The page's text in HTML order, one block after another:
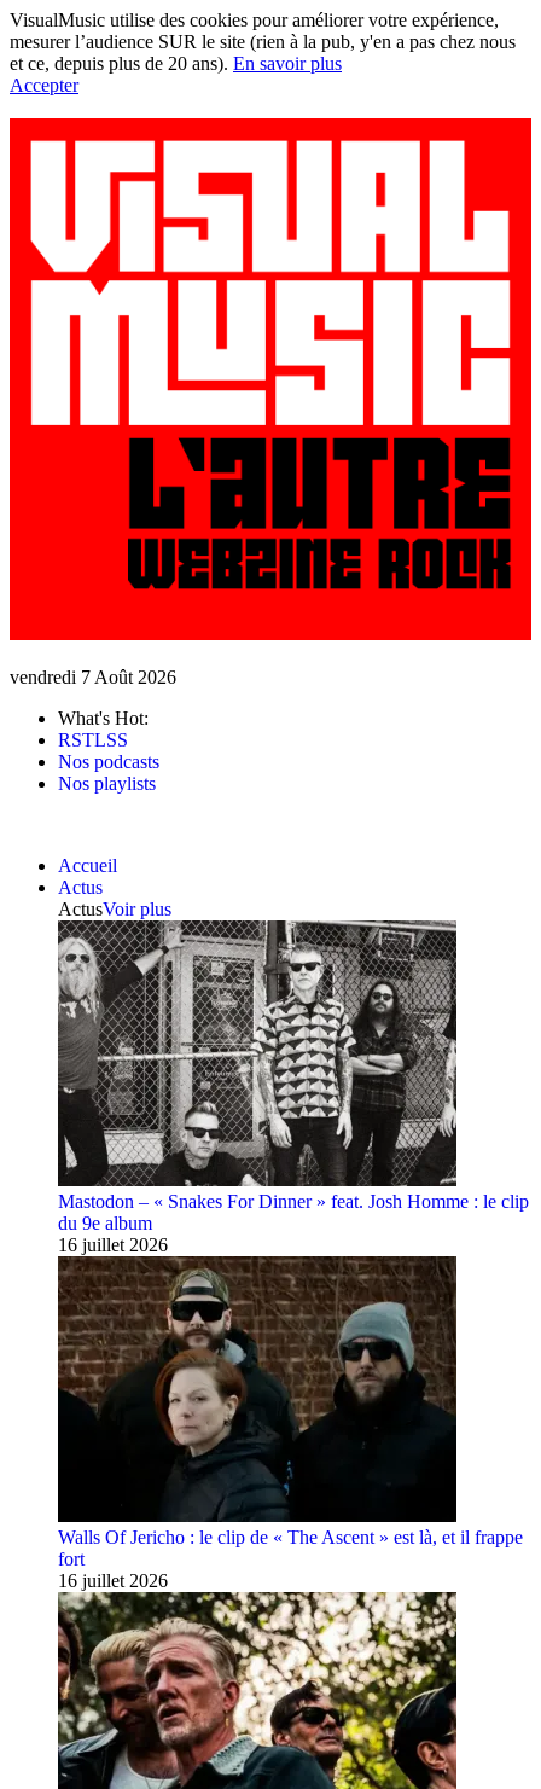
VisualMusic utilise des cookies pour améliorer votre expérience,
mesurer l’audience SUR le site (rien à la pub, y'en a pas chez nous
et ce, depuis plus de 20 ans). En savoir plus
Accepter
vendredi 7 Août 2026
What's Hot:
RSTLSS
Nos podcasts
Nos playlists
Accueil
Actus
ActusVoir plus
Mastodon – « Snakes For Dinner » feat. Josh Homme : le clip
du 9e album
16 juillet 2026
Walls Of Jericho : le clip de « The Ascent » est là, et il frappe
fort
16 juillet 2026